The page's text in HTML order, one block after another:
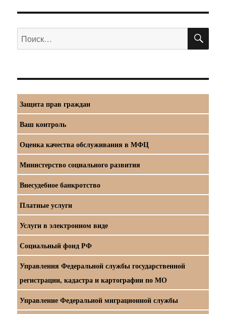
Искать:
Защита прав граждан
Ваш контроль
Оценка качества обслуживания в МФЦ
Министерство социального развития
Внесудебное банкротство
Платные услуги
Услуги в электронном виде
Социальный фонд РФ
Управления Федеральной службы государственной
регистрации, кадастра и картографии по МО
Управление Федеральной миграционной службы